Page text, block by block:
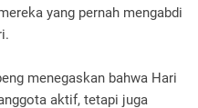
yang pernah mengabdi
menegaskan bahwa Hari
aktif, tetapi juga